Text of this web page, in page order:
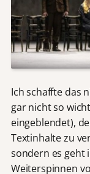
Ich schaffte das
gar nicht so
eingeblendet),
Textinhalte zu
sondern es geht
Weiterspinnen